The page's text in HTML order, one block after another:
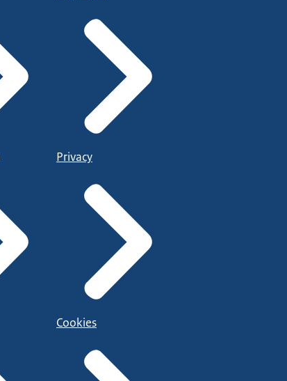
Privacy
Cookies